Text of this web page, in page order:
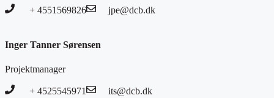
+ 4551569826 jpe@dcb.dk
Inger Tanner Sørensen
Projektmanager
+ 4525545971 its@dcb.dk